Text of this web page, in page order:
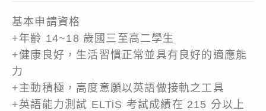
基本申請資格
+年齡 14~18 歲國三至高二學生
+健康良好，生活習慣正常並具有良好的適應能
力
+主動積極，高度意願以英語做接軌之工具
+英語能力測試 ELTiS 考試成績在 215 分以上